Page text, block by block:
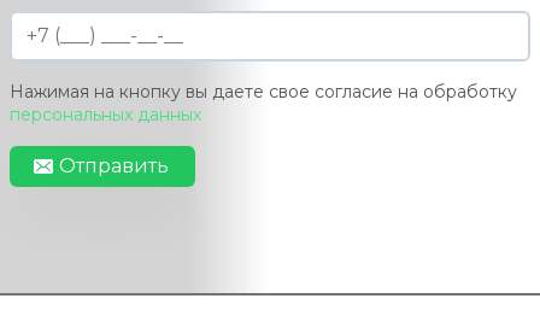
Нажимая на кнопку вы даете свое согласие на обработку
персональных данных
Отправить